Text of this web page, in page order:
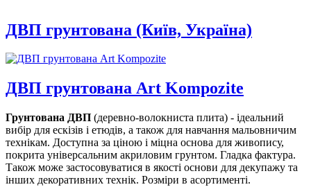
ДВП грунтована (Київ, Україна)
ДВП грунтована Art Kompozite
Грунтована ДВП (деревно-волокниста плита) - ідеальний
вибір для ескізів і етюдів, а також для навчання мальовничим
технікам. Доступна за ціною і міцна основа для живопису,
покрита універсальним акриловим грунтом. Гладка фактура.
Також може застосовуватися в якості основи для декупажу та
інших декоративних технік. Розміри в асортименті.